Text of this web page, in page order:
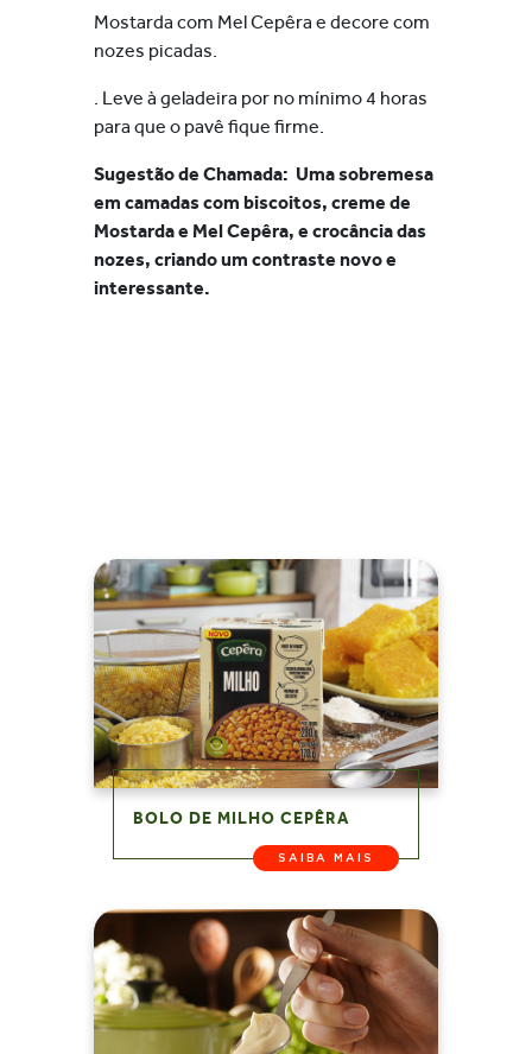
Mostarda com Mel Cepêra e decore com
nozes picadas.
. Leve à geladeira por no mínimo 4 horas
para que o pavê fique firme.
Sugestão de Chamada: Uma sobremesa
em camadas com biscoitos, creme de
Mostarda e Mel Cepêra, e crocância das
nozes, criando um contraste novo e
interessante.
BOLO DE MILHO CEPÊRA
SAIBA MAIS